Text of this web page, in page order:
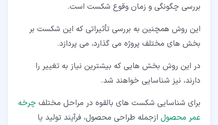
بررسی چگونگی و زمان وقوع شکست است.
این روش همچنین به بررسی تأثیراتی که این شکست بر
بخش های مختلف پروژه می گذارد، می پردازد.
در این روش بخش هایی که بیشترین نیاز به تغییر را
دارند، نیز شناسایی خواهند شد.
برای شناسایی شکست های بالقوه در مراحل مختلف چرخه
عمر محصول ازجمله طراحی محصول، فرآیند تولید یا